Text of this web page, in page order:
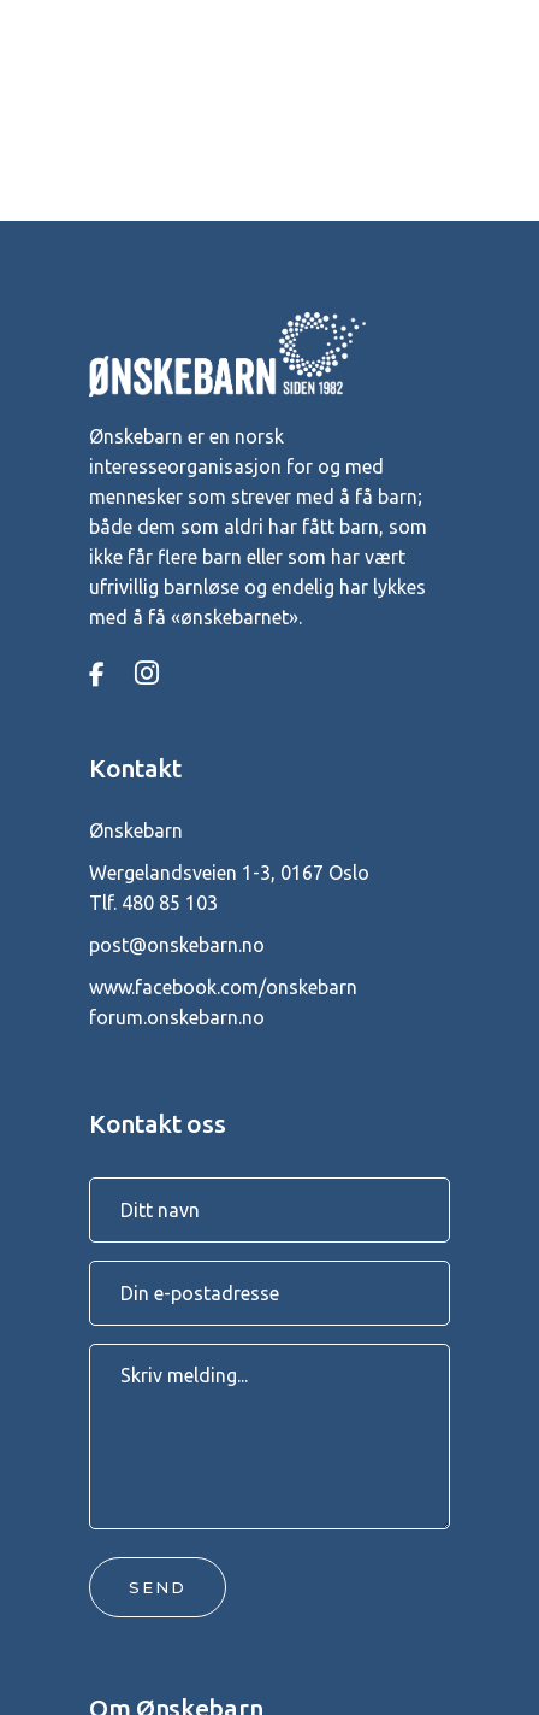
Ønskebarn er en norsk
interesseorganisasjon for og med
mennesker som strever med å få barn;
både dem som aldri har fått barn, som
ikke får flere barn eller som har vært
ufrivillig barnløse og endelig har lykkes
med å få «ønskebarnet».
Kontakt
Ønskebarn
Wergelandsveien 1-3, 0167 Oslo
Tlf. 480 85 103
post@onskebarn.no
www.facebook.com/onskebarn
forum.onskebarn.no
Kontakt oss
SEND
Om Ønskebarn